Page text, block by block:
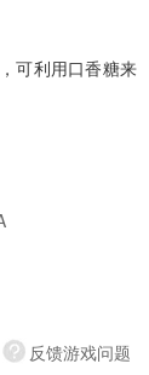
可利用口香糖来
反馈游戏问题